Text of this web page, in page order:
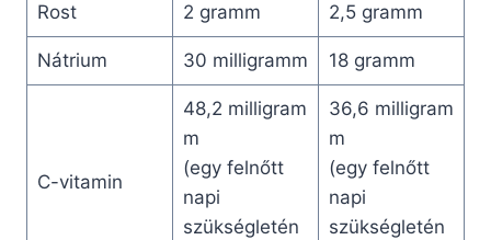
Rost 2 gramm 2,5 gramm
Nátrium 30 milligramm 18 gramm
C-vitamin
48,2 milligram
m
(egy felnőtt
napi
szükségletén
36,6 milligram
m
(egy felnőtt
napi
szükségletén